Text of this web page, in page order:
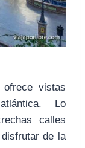
vistas
Lo
calles
de la